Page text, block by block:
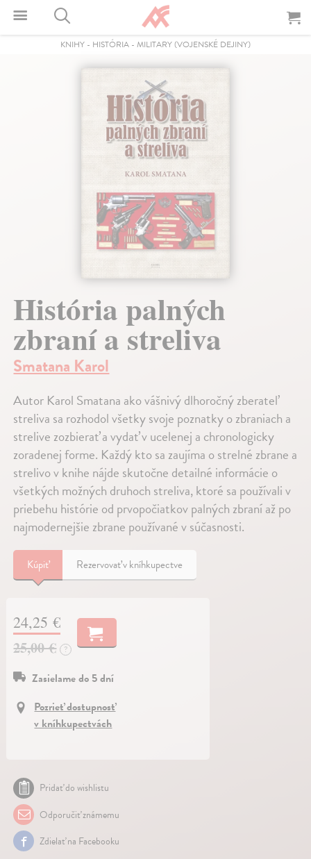
KNIHY - HISTÓRIA - MILITARY (VOJENSKÉ DEJINY)
História palných
zbraní a streliva
Smatana Karol
Autor Karol Smatana ako vášnivý dlhoročný zberateľ
streliva sa rozhodol všetky svoje poznatky o zbraniach a
strelive zozbierať a vydať v ucelenej a chronologicky
zoradenej forme. Každý kto sa zaujíma o strelné zbrane a
strelivo v knihe nájde skutočne detailné informácie o
všetkých možných druhoch streliva, ktoré sa používali v
priebehu histórie od prvopočiatkov palných zbraní až po
najmodernejšie zbrane používané v súčasnosti.
Kúpiť Rezervovať v kníhkupectve
24,25 €
25,00 €
?
Zasielame do 5 dní
Pozrieť dostupnosť
v kníhkupectvách
Pridať do wishlistu
Odporučiť známemu
Zdielať na Facebooku